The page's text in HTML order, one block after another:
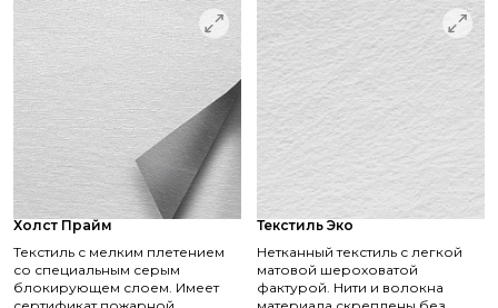
Холст Прайм
Текстиль с мелким плетением
со специальным серым
блокирующем слоем. Имеет
Текстиль Эко
Нетканный текстиль с легкой
матовой шероховатой
фактурой. Нити и волокна